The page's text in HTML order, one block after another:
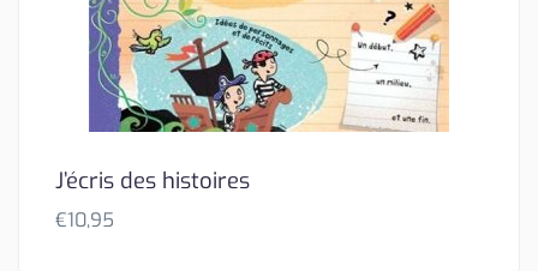
J’écris des histoires
€10,95